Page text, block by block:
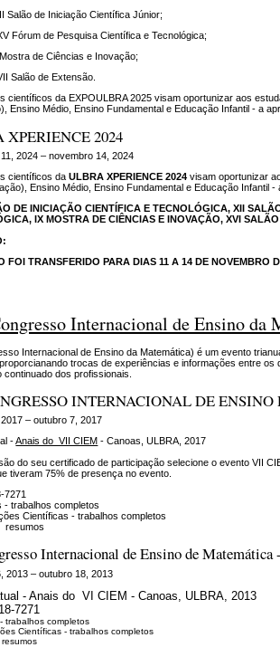
Salão de Iniciação Científica Júnior;
Fórum de Pesquisa Científica e Tecnológica;
de Ciências e Inovação;
Salão de Extensão.
científicos da EXPOULBRA 2025 visam oportunizar aos
Ensino Médio, Ensino Fundamental e Educação Infantil - a
XPERIENCE 2024
2024 – novembro 14, 2024
científicos daULBRA XPERIENCE 2024 visam oportunizar
Ensino Médio, Ensino Fundamental e Educação Infantil
DE INICIAÇÃO CIENTÍFICA E TECNOLÓGICA,XII
IX MOSTRA DE CIÊNCIAS E INOVAÇÃO,XVI
FOI TRANSFERIDO PARA DIAS 11 A 14 DE NOVEMBRO
Internacional de Ensino da
Internacional de Ensino da Matemática) é um evento
trocas de experiências e informações entre
continuado dos profissionais.
INTERNACIONAL DE
– outubro 7, 2017
-Anais do VII CIEM - Canoas, ULBRA, 2017
do seu certificado de participação selecione o evento VII
tiveram 75% de presença no evento.
7271
- trabalhos completos
Científicas - trabalhos completos
resumos
Internacional de Ensino de Matemática
2013 – outubro 18, 2013
- Anais do VI CIEM - Canoas, ULBRA, 2013
7271
trabalhos completos
Científicas - trabalhos completos